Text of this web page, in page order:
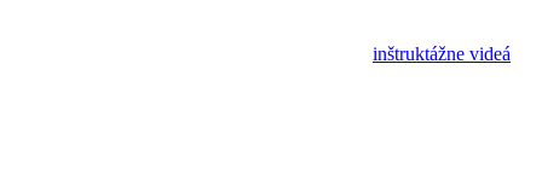
inštruktážne videá